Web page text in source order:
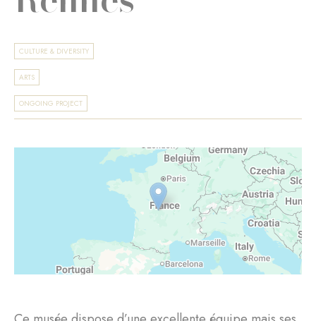
CULTURE & DIVERSITY
ARTS
ONGOING PROJECT